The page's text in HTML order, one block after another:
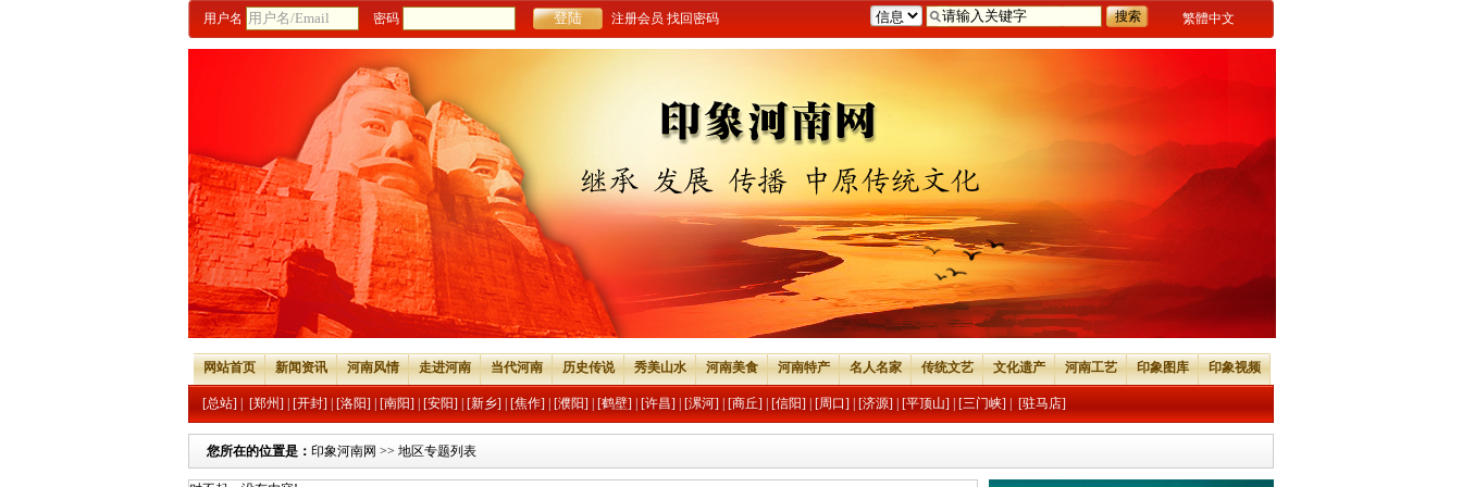
繁體中文
用户名 密码 注册会员 找回密码
网站首页 新闻资讯 河南风情 走进河南 当代河南 历史传说 秀美山水 河南美食 河南特产 名人名家 传统文艺 文化遗产 河南工艺 印象图库 印象视频
[总站] [郑州] [开封] [洛阳] [南阳] [安阳] [新乡] [焦作] [濮阳] [鹤壁] [许昌] [漯河] [商丘] [信阳] [周口] [济源] [平顶山] [三门峡] [驻马店]
您所在的位置是： 印象河南网 >> 地区专题列表